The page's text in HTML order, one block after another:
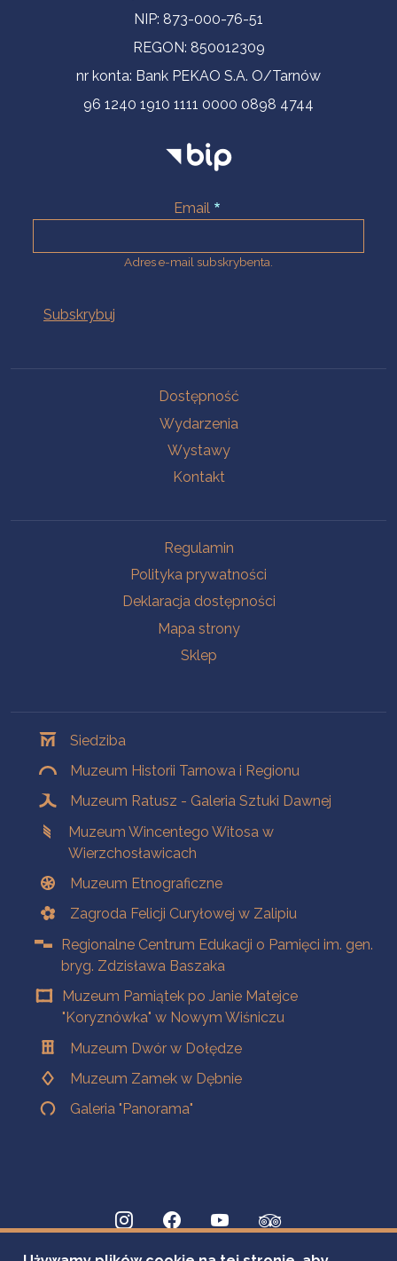
NIP: 873-000-76-51
REGON: 850012309
nr konta: Bank PEKAO S.A. O/Tarnów
96 1240 1910 1111 0000 0898 4744
Email
Adres e-mail subskrybenta.
Dostępność
Wydarzenia
Wystawy
Kontakt
Regulamin
Polityka prywatności
Deklaracja dostępności
Mapa strony
Sklep
Siedziba
Muzeum Historii Tarnowa i Regionu
Muzeum Ratusz - Galeria Sztuki Dawnej
Muzeum Wincentego Witosa w
Wierzchosławicach
Muzeum Etnograficzne
Zagroda Felicji Curyłowej w Zalipiu
Regionalne Centrum Edukacji o Pamięci im. gen.
bryg. Zdzisława Baszaka
Muzeum Pamiątek po Janie Matejce
"Koryznówka" w Nowym Wiśniczu
Muzeum Dwór w Dołędze
Muzeum Zamek w Dębnie
Galeria "Panorama"